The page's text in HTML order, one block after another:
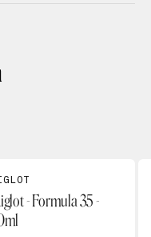
- Formula 35 -